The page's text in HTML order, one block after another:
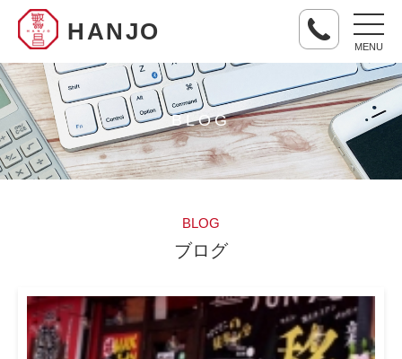
HANJO
MENU
BLOG
BLOG
ブログ